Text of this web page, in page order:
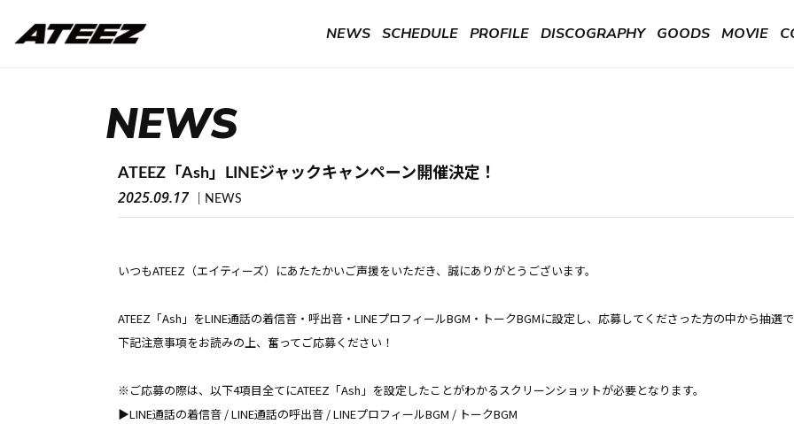
NEWS SCHEDULE PROFILE DISCOGRAPHY GOODS MOVIE
NEWS
ATEEZ「Ash」LINEジャックキャンペーン開催決定！
2025.09.17 NEWS
いつもATEEZ（エイティーズ）にあたたかいご声援をいただき、誠にありがとうございます。
ATEEZ「Ash」をLINE通話の着信音・呼出音・LINEプロフィールBGM・トークBGMに設定し、応募してくださった方の中から抽選
下記注意事項をお読みの上、奮ってご応募ください！
※ご応募の際は、以下4項目全てにATEEZ「Ash」を設定したことがわかるスクリーンショットが必要となります。
▶︎LINE通話の着信音 / LINE通話の呼出音 / LINEプロフィールBGM / トークBGM